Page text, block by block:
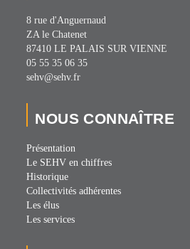
8 rue d'Anguernaud
ZA le Chatenet
87410 LE PALAIS SUR VIENNE
05 55 35 06 35
sehv@sehv.fr
NOUS CONNAÎTRE
Présentation
Le SEHV en chiffres
Historique
Collectivités adhérentes
Les élus
Les services